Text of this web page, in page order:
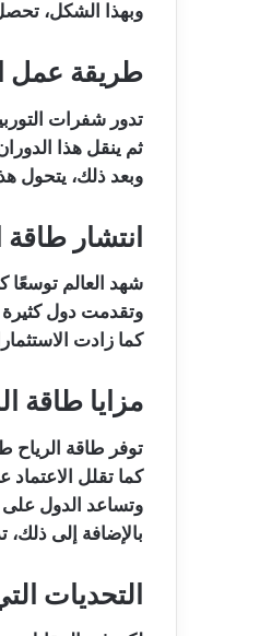
وبهذا الشكل،
طريقة عمل
تدور شفرات
ثم ينقل هذا
وبعد ذلك، يتحول
انتشار طاقة
شهد العالم توسعًا
وتقدمت دول كثيرة
كما زادت
مزايا طاقة
توفر طاقة الرياح
كما تقلل الاعتماد
وتساعد الدول
بالإضافة إلى
التحديات